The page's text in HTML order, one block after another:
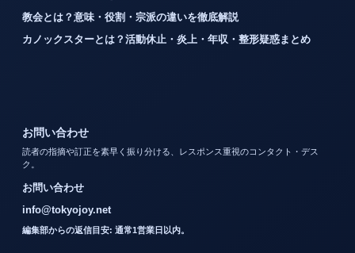
教会とは？意味・役割・宗派の違いを徹底解説
カノックスターとは？活動休止・炎上・年収・整形疑惑まとめ
お問い合わせ
読者の指摘や訂正を素早く振り分ける、レスポンス重視のコンタクト・デス
ク。
お問い合わせ
info@tokyojoy.net
編集部からの返信目安: 通常1営業日以内。